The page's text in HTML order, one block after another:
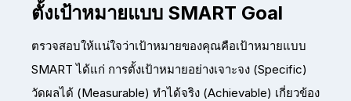
ตั้งเป้าหมายแบบ SMART Goal
ตรวจสอบให้แน่ใจว่าเป้าหมายของคุณคือเป้าหมายแบบ
SMART ได้แก่ การตั้งเป้าหมายอย่างเจาะจง (Specific)
วัดผลได้ (Measurable) ทำได้จริง (Achievable) เกี่ยวข้อง